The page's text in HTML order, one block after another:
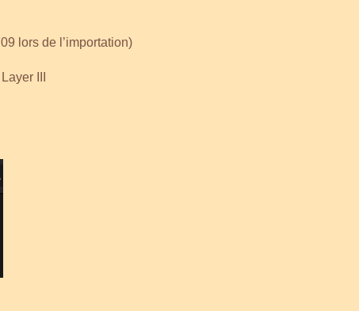
lors de l’importation)
III